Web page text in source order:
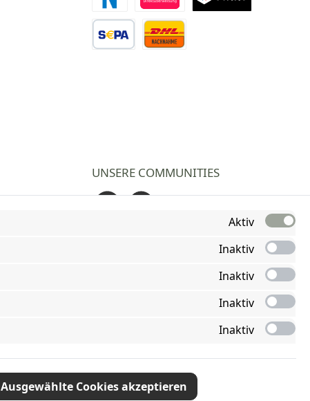
Novalnet ZahlungDirektüberweisung
UNSERE COMMUNITIES
Aktiv
Inaktiv
Inaktiv
Inaktiv
Inaktiv
Ausgewählte Cookies akzeptieren